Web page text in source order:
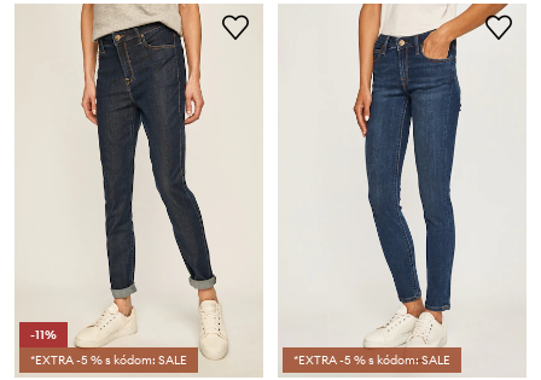
-11%
*EXTRA -5 % s kódom: SALE
*EXTRA -5 % s kódom: SALE